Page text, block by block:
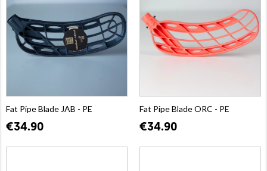
Fat Pipe Blade JAB - PE
€34.90
Fat Pipe Blade ORC - PE
€34.90